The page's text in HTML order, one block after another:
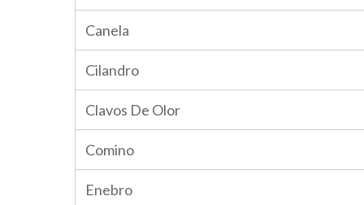
Canela
Cilandro
Clavos De Olor
Comino
Enebro